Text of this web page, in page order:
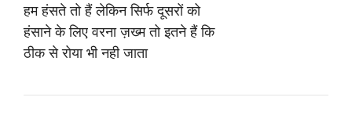
हम हंसते तो हैं लेकिन सिर्फ दूसरों को
हंसाने के लिए वरना ज़ख्म तो इतने हैं कि
ठीक से रोया भी नही जाता